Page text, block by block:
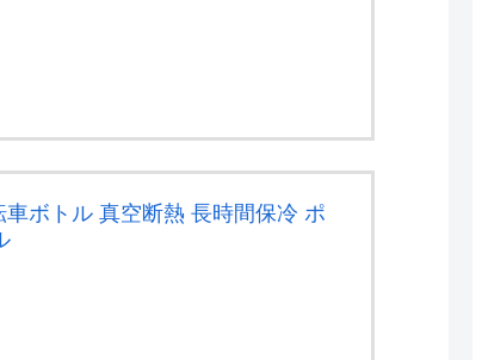
ボトル 真空断熱 長時間保冷 ポ